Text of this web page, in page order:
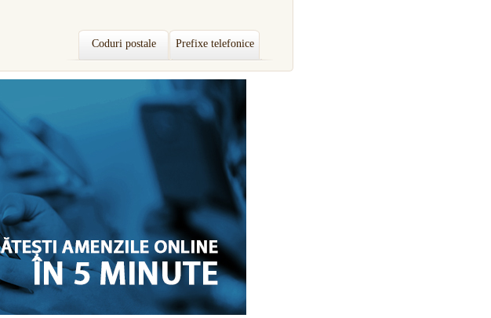
Coduri postale Prefixe telefonice